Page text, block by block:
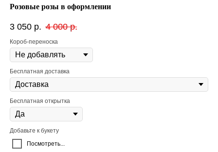
Розовые розы в оформлении
3 050 р. 4 000 р.
Короб-переноска
Бесплатная доставка
Бесплатная открытка
Добавьте к букету
Посмотреть...